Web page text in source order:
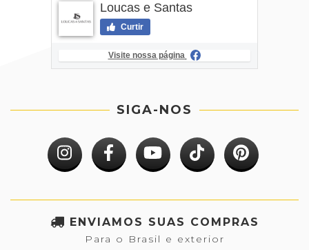
Loucas e Santas
Curtir
Visite nossa página
SIGA-NOS
ENVIAMOS SUAS COMPRAS
Para o Brasil e exterior